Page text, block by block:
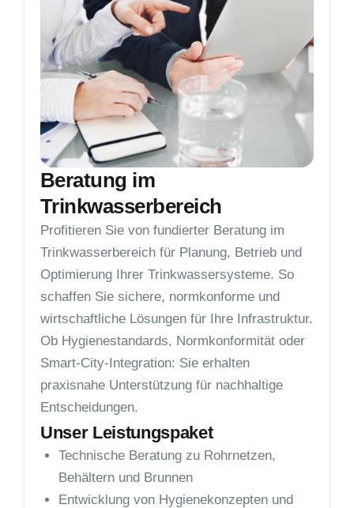
Beratung im
Trinkwasserbereich
Profitieren Sie von fundierter Beratung im
Trinkwasserbereich für Planung, Betrieb und
Optimierung Ihrer Trinkwassersysteme. So
schaffen Sie sichere, normkonforme und
wirtschaftliche Lösungen für Ihre Infrastruktur.
Ob Hygienestandards, Normkonformität oder
Smart-City-Integration: Sie erhalten
praxisnahe Unterstützung für nachhaltige
Entscheidungen.
Unser Leistungspaket
Technische Beratung zu Rohrnetzen,
Behältern und Brunnen
Entwicklung von Hygienekonzepten und